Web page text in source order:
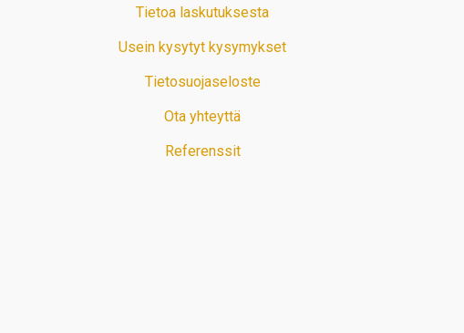
Tietoa laskutuksesta
Usein kysytyt kysymykset
Tietosuojaseloste
Ota yhteyttä
Referenssit